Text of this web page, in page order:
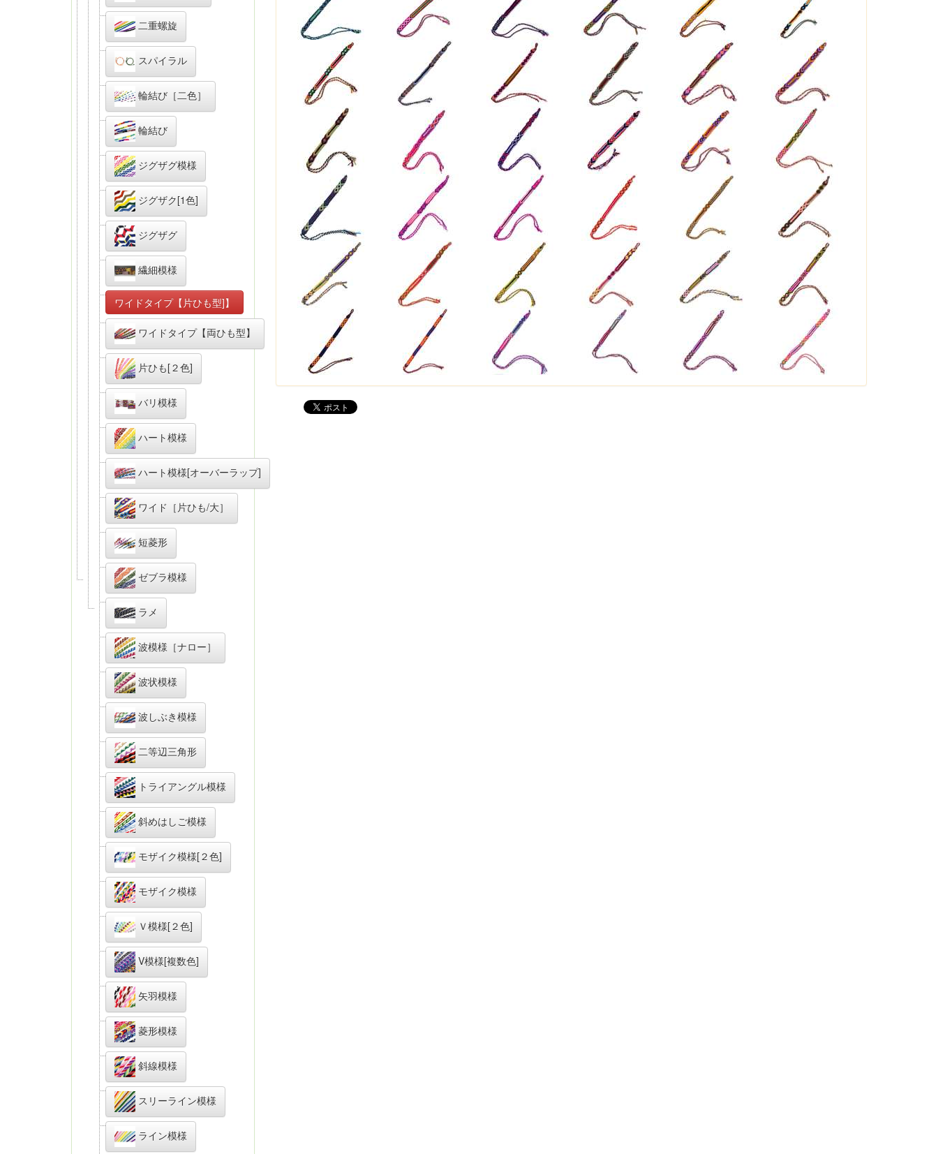
二重螺旋
スパイラル
輪結び［二色］
輪結び
ジグザグ模様
ジグザク[1色]
ジグザグ
繊細模様
ワイドタイプ【片ひも型]】
ワイドタイプ【両ひも型】
片ひも[２色]
バリ模様
ハート模様
ハート模様[オーバーラップ]
ワイド［片ひも/大］
短菱形
ゼブラ模様
ラメ
波模様［ナロー］
波状模様
波しぶき模様
二等辺三角形
トライアングル模様
斜めはしご模様
モザイク模様[２色]
モザイク模様
Ｖ模様[２色]
V模様[複数色]
矢羽模様
菱形模様
斜線模様
スリーライン模様
ライン模様